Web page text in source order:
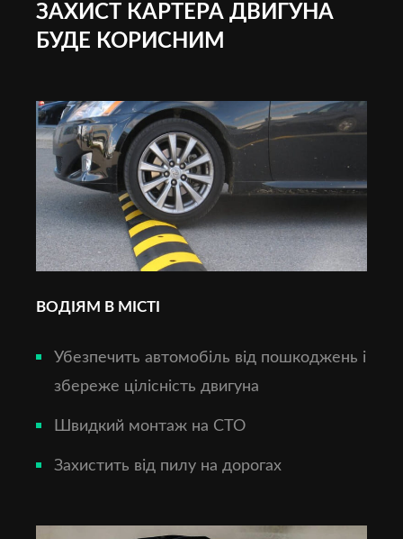
ЗАХИСТ КАРТЕРА ДВИГУНА
БУДЕ КОРИСНИМ
ВОДІЯМ В МІСТІ
Убезпечить автомобіль від пошкоджень і
збереже цілісність двигуна
Швидкий монтаж на СТО
Захистить від пилу на дорогах